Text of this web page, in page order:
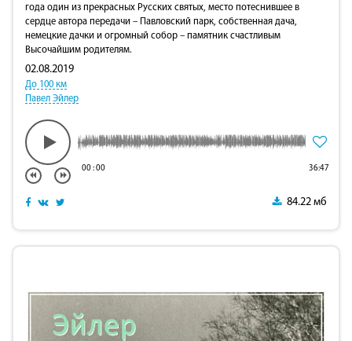
года один из прекрасных Русских святых, место потеснившее в
сердце автора передачи – Павловский парк, собственная дача,
немецкие дачки и огромный собор – памятник счастливым
Высочайшим родителям.
02.08.2019
До 100 км
Павел Эйлер
00:00 36:47
84.22 мб